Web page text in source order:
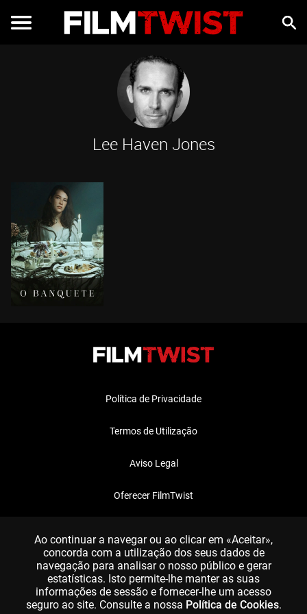
Lee Haven Jones
Política de Privacidade
Termos de Utilização
Aviso Legal
Oferecer FilmTwist
Ao continuar a navegar ou ao clicar em «Aceitar»,
concorda com a utilização dos seus dados de
navegação para analisar o nosso público e gerar
estatísticas. Isto permite-lhe manter as suas
informações de sessão e fornecer-lhe um acesso
seguro ao site. Consulte a nossa Política de Cookies.